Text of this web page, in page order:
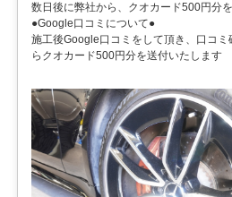
数日後に弊社から、クオカード500円分
●Google口コミについて●
施工後Google口コミをして頂き、口コミ
らクオカード500円分を送付いたします